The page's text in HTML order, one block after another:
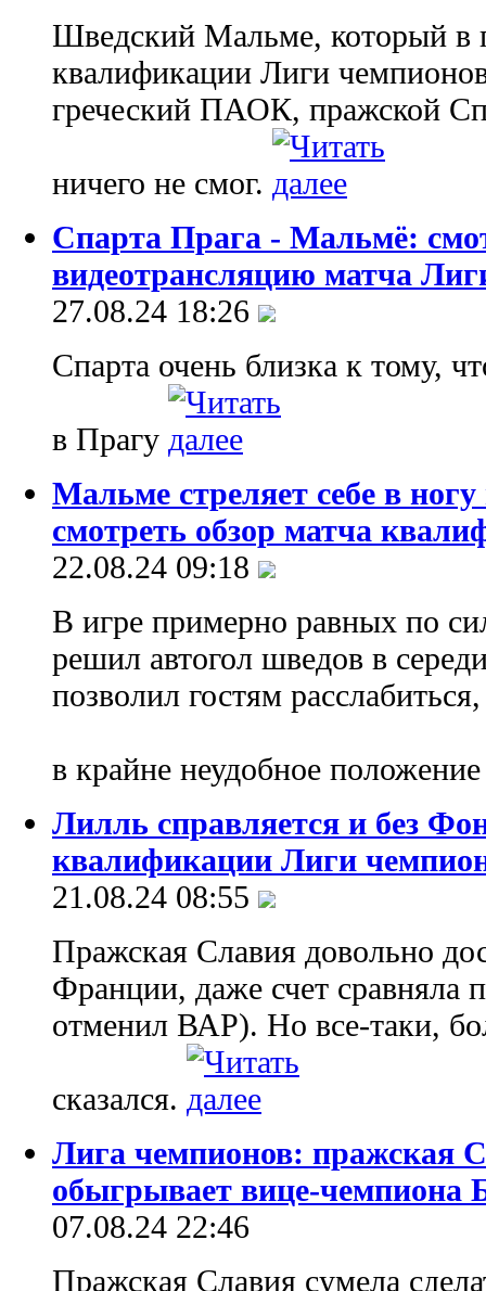
Шведский Мальме, который в
квалификации Лиги
греческий ПАОК, пражской
ничего не смог.
Спарта Прага - Мальмё:
видеотрансляцию матча
27.08.24 18:26
Спарта очень близка к тому,
в Прагу
Мальме стреляет себе в
смотреть обзор матча
22.08.24 09:18
В игре примерно равных по
решил автогол шведов в
позволил гостям
в крайне неудобное
Лилль справляется и без
квалификации Лиги
21.08.24 08:55
Пражская Славия довольно
Франции, даже счет сравняла
отменил ВАР). Но все-таки,
сказался.
Лига чемпионов: пражская
обыгрывает вице-чемпиона
07.08.24 22:46
Пражская Славия сумела